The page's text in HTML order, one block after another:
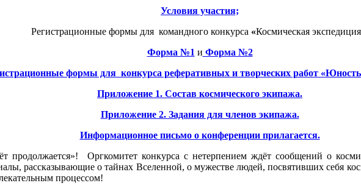
Условия участия;
Регистрационные формы для командного конкурса «Космическая
Форма №1 и Форма №2
формы для конкурса реферативных и творческих работ
Приложение 1. Состав космического экипажа.
Приложение 2. Задания для членов экипажа.
Информационное письмо о конференции прилагается.
продолжается»! Оргкомитет конкурса с нетерпением ждёт сообщений о
рассказывающие о тайнах Вселенной, о мужестве людей, посвятивших себя
процессом!